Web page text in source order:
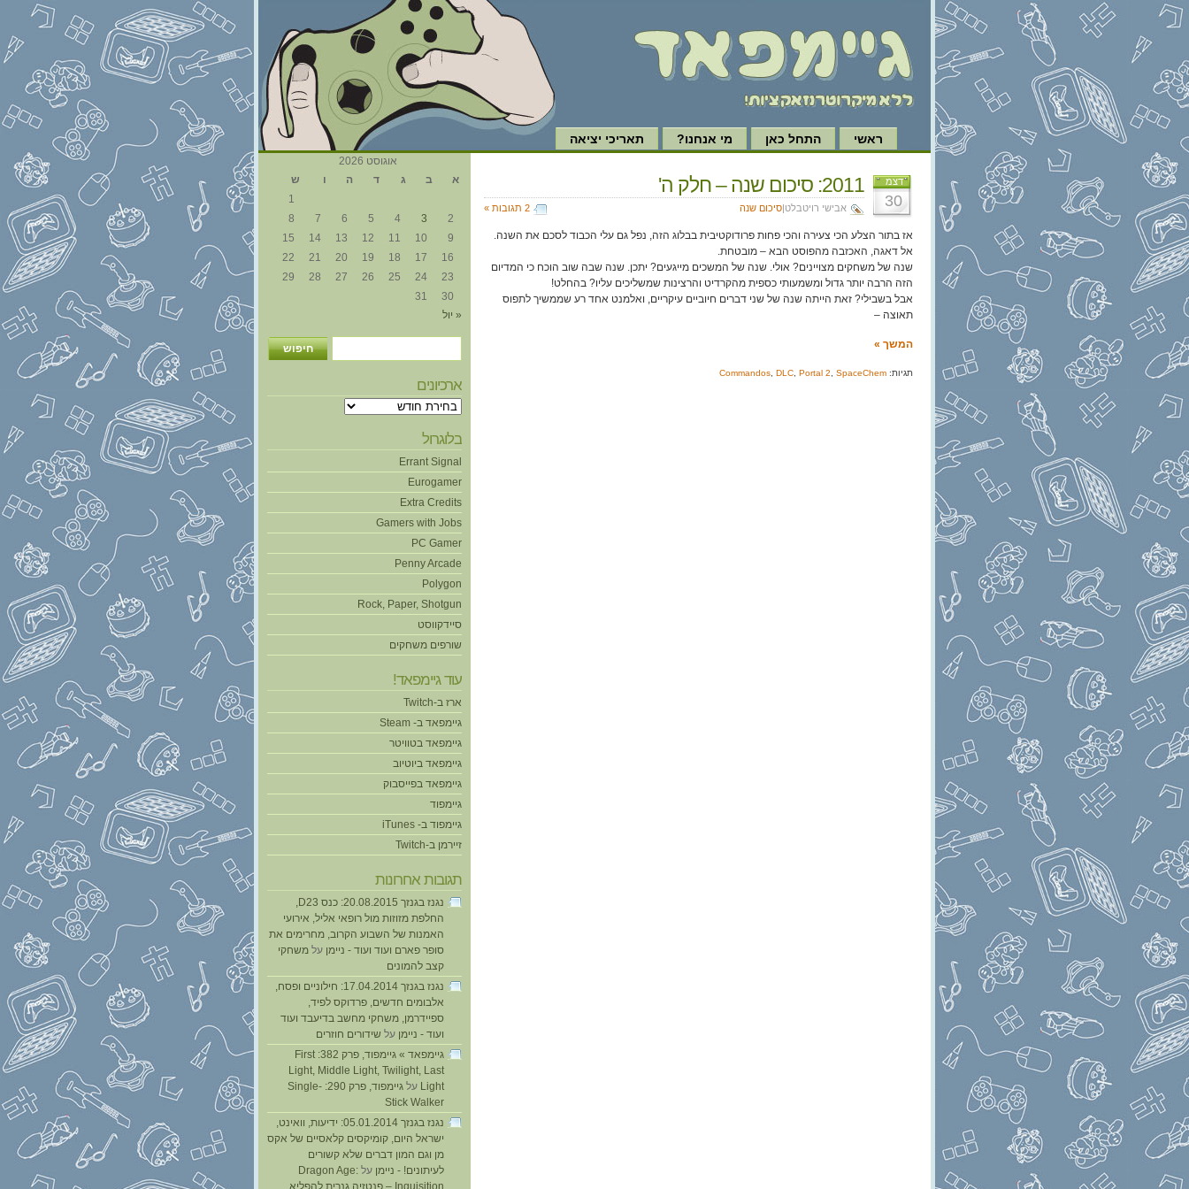
ראשי התחל כאן מי אנחנו? תאריכי יציאה
דצמ
30
2011: סיכום שנה – חלק ה'
אבישי רויטבלט|סיכום שנה 2 תגובות »
אז בתור הצלע הכי צעירה והכי פחות פרודוקטיבית בבלוג הזה, נפל גם עלי הכבוד לסכם את השנה.
אל דאגה, האכזבה מהפוסט הבא – מובטחת.
שנה של משחקים מצויינים? אולי. שנה של המשכים מייגעים? יתכן. שנה שבה שוב הוכח כי המדיום
הזה הרבה יותר גדול ומשמעותי כספית מהקרדיט והרצינות שמשליכים עליו? בהחלט!
אבל בשבילי? זאת הייתה שנה של שני דברים חיוביים עיקריים, ואלמנט אחד רע שממשיך לתפוס
תאוצה –
המשך »
תגיות: Commandos DLC Portal 2 SpaceChem
אוגוסט 2026
א
ב ג ד ה ו
ש
1
2
3
4
5
6
7
8
9
10
11
12
13
14
15
16
17
18
19
20
21
22
23
24
25
26
27
28
29
30
31
« יול
ארכיונים
ארכיונים
בלוגרול
Errant Signal
Eurogamer
Extra Credits
Gamers with Jobs
PC Gamer
Penny Arcade
Polygon
Rock, Paper, Shotgun
סיידקווסט
שורפים משחקים
עוד גיימפאד!
ארז ב-Twitch
גיימפאד ב- Steam
גיימפאד בטוויטר
גיימפאד ביוטיוב
גיימפאד בפייסבוק
גיימפוד
גיימפוד ב- iTunes
זיירמן ב-Twitch
תגובות אחרונות
נגנז בגנזך 20.08.2015: כנס D23,
החלפת מזוזות מול רופאי אליל, אירועי
האמנות של השבוע הקרוב, מחרימים את
סופר פארם ועוד ועוד - ניימן על משחקי
קצב להמונים
נגנז בגנזך 17.04.2014: חילוניים ופסח,
אלבומים חדשים, פרדוקס לפיד,
ספיידרמן, משחקי מחשב בדיעבד ועוד
ועוד - ניימן על שידורים חוזרים
גיימפאד » גיימפוד, פרק 382: First
Light, Middle Light, Twilight, Last
Light על
גיימפוד, פרק 290: Single-
Stick Walker
נגנז בגנזך 05.01.2014: ידיעות, וואינט,
ישראל היום, קומיקסים קלאסיים של אקס
מן וגם המון דברים שלא קשורים
לעיתונים! - ניימן על Dragon Age:
Inquisition – פנטזיה גנרית להפליא